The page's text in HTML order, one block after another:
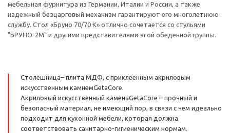
мебельная фурнитура из Германии, Италии и России, а также
надежный безцарговый механизм гарантируют его многолетнюю
службу. Стол «Бруно 70/70 К» отлично сочетается со стульями
"БРУНО-2М" и другими представителями этой обеденной группы.
Столешница– плита МДФ, с приклеенным акриловым
искусственным камнемGetaCore.
Акриловый искусственный каменьGetaCore – прочный и
безопасный материал, не имеющий пор, в связи с чем идеально
подходит для кухонной мебели, которая должна
соответствовать санитарно-гигиеническим нормам.